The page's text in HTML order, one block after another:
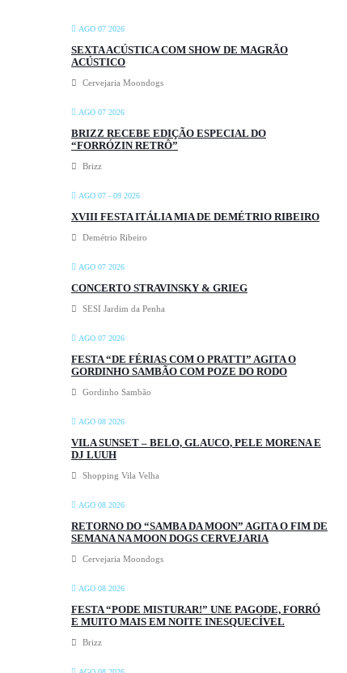
AGO 07 2026
SEXTA ACÚSTICA COM SHOW DE MAGRÃO
ACÚSTICO
Cervejaria Moondogs
AGO 07 2026
BRIZZ RECEBE EDIÇÃO ESPECIAL DO
“FORRÓZIN RETRÔ”
Brizz
AGO 07 - 09 2026
XVIII FESTA ITÁLIA MIA DE DEMÉTRIO RIBEIRO
Demétrio Ribeiro
AGO 07 2026
CONCERTO STRAVINSKY & GRIEG
SESI Jardim da Penha
AGO 07 2026
FESTA “DE FÉRIAS COM O PRATTI” AGITA O
GORDINHO SAMBÃO COM POZE DO RODO
Gordinho Sambão
AGO 08 2026
VILA SUNSET – BELO, GLAUCO, PELE MORENA E
DJ LUUH
Shopping Vila Velha
AGO 08 2026
RETORNO DO “SAMBA DA MOON” AGITA O FIM DE
SEMANA NA MOON DOGS CERVEJARIA
Cervejaria Moondogs
AGO 08 2026
FESTA “PODE MISTURAR!” UNE PAGODE, FORRÓ
E MUITO MAIS EM NOITE INESQUECÍVEL
Brizz